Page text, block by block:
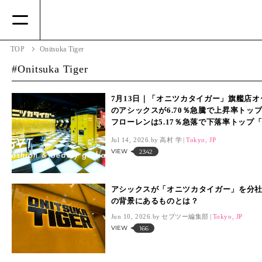
TOP Onitsuka Tiger
Onitsuka Tiger
7月13日｜「オニツカタイガー」旗艦店オ
のアシックスが6.70％急騰で上昇率トッ
フローレンは5.17％急落で下落率トップ
Jul 14, 2026. 高村 学 Tokyo, JP
VIEW 2342
アシックスが「オニツカタイガー」を分
の背景にあるものとは？
Jun 10, 2026. セブツー編集部 Tokyo, JP
VIEW 166